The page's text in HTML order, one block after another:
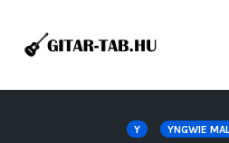
Y YNGWIE